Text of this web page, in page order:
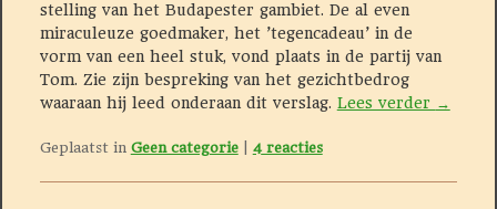
stelling van het Budapester gambiet. De al even
miraculeuze goedmaker, het ’tegencadeau’ in de
vorm van een heel stuk, vond plaats in de partij van
Tom. Zie zijn bespreking van het gezichtbedrog
waaraan hij leed onderaan dit verslag. Lees verder →
Geplaatst in Geen categorie 4reacties